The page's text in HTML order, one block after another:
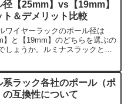
で価格を抑えている...
径【25mm】vs【19mm】
ト＆デメリット比較
ワイヤーラックのポール径は
】と【19mm】のどちらを選ぶの
しょうか。ルミナスラックとメ
イズが多くて小回りが利く一
ハンマーで叩いたときに変形し
が難点です。
系ラック各社のポール（ポ
の互換性について